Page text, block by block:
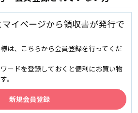
イページから領収書が発行で
は、こちらから会員登録を行ってくだ
ードを登録しておくと便利にお買い物
。